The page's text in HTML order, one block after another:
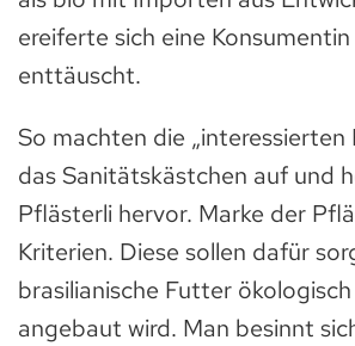
ereiferte sich eine
enttäuscht.
So machten die „interessierten
das Sanitätskästchen auf und
Pflästerli hervor. Marke der
Kriterien. Diese sollen dafür
brasilianische Futter
angebaut wird. Man besinnt